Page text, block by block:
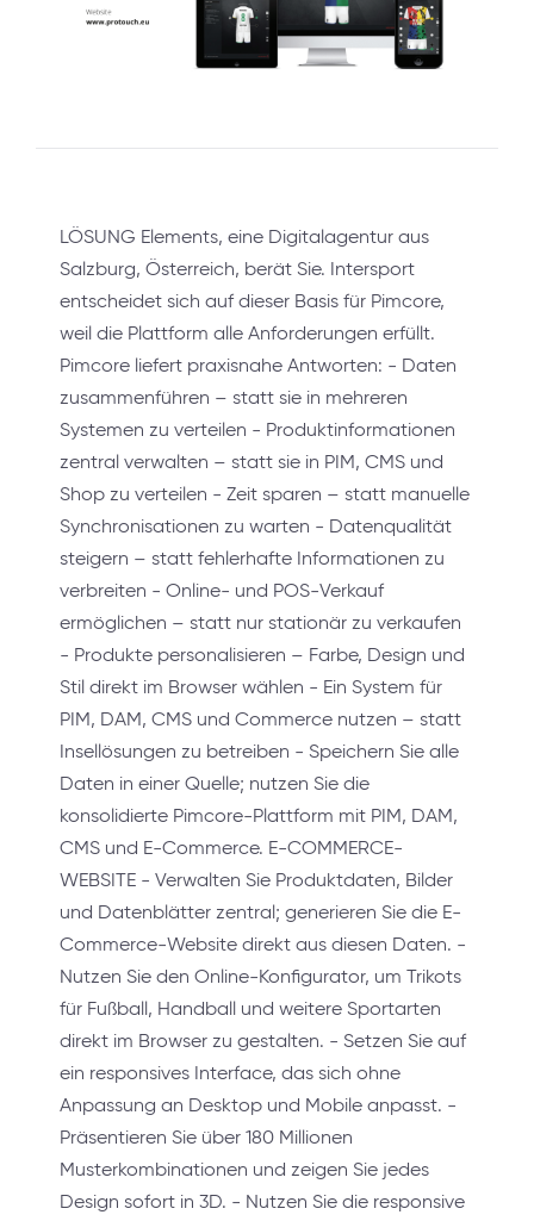
LÖSUNG Elements, eine Digitalagentur aus
Salzburg, Österreich, berät Sie. Intersport
entscheidet sich auf dieser Basis für Pimcore,
weil die Plattform alle Anforderungen erfüllt.
Pimcore liefert praxisnahe Antworten: - Daten
zusammenführen – statt sie in mehreren
Systemen zu verteilen - Produktinformationen
zentral verwalten – statt sie in PIM, CMS und
Shop zu verteilen - Zeit sparen – statt manuelle
Synchronisationen zu warten - Datenqualität
steigern – statt fehlerhafte Informationen zu
verbreiten - Online- und POS-Verkauf
ermöglichen – statt nur stationär zu verkaufen
- Produkte personalisieren – Farbe, Design und
Stil direkt im Browser wählen - Ein System für
PIM, DAM, CMS und Commerce nutzen – statt
Insellösungen zu betreiben - Speichern Sie alle
Daten in einer Quelle; nutzen Sie die
konsolidierte Pimcore-Plattform mit PIM, DAM,
CMS und E-Commerce. E-COMMERCE-
WEBSITE - Verwalten Sie Produktdaten, Bilder
und Datenblätter zentral; generieren Sie die E-
Commerce-Website direkt aus diesen Daten. -
Nutzen Sie den Online-Konfigurator, um Trikots
für Fußball, Handball und weitere Sportarten
direkt im Browser zu gestalten. - Setzen Sie auf
ein responsives Interface, das sich ohne
Anpassung an Desktop und Mobile anpasst. -
Präsentieren Sie über 180 Millionen
Musterkombinationen und zeigen Sie jedes
Design sofort in 3D. - Nutzen Sie die responsive